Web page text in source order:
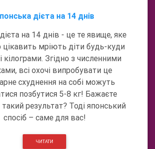
дієта на 14 днів
на 14 днів - це те явище, яке
цікавить мріють діти будь-куди
кілограми. Згідно з численними
всі охочі випробувати це
схуднення на собі можуть
позбутися 5-8 кг! Бажаєте
результат? Тоді японський
спосіб – саме для вас!
ЧИТАТИ